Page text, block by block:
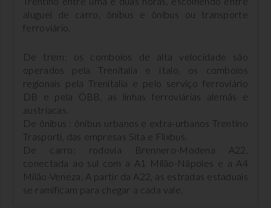
aluguel de carro, ônibus e ônibus ou transporte
ferroviário.
De trem: os comboios de alta velocidade são
operados pela Trenitalia e Italo, os comboios
regionais pela Trenitalia e pelo serviço ferroviário
DB e pela ÖBB, as linhas ferroviárias alemãs e
austríacas.
De ônibus : ônibus urbanos e extra-urbanos Trentino
Trasporti, das empresas Sita e Flixbus.
De carro: rodovia Brennero-Modena A22,
conectada ao sul com a A1 Milão-Nápoles e a A4
Milão-Veneza. A partir da A22, as estradas estaduais
se ramificam para chegar a cada vale.